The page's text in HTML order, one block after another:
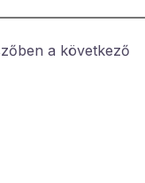
a következő